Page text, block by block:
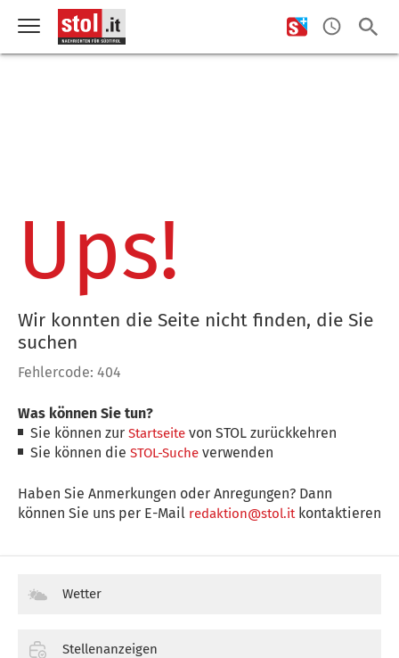
Ups!
Wir konnten die Seite nicht finden, die Sie
suchen
Fehlercode: 404
Was können Sie tun?
Sie können zurStartseite von STOL zurückkehren
Sie können dieSTOL-Suche verwenden
Haben Sie Anmerkungen oder Anregungen? Dann
können Sie uns per E-Mail redaktion@stol.itkontaktieren
Wetter
Stellenanzeigen